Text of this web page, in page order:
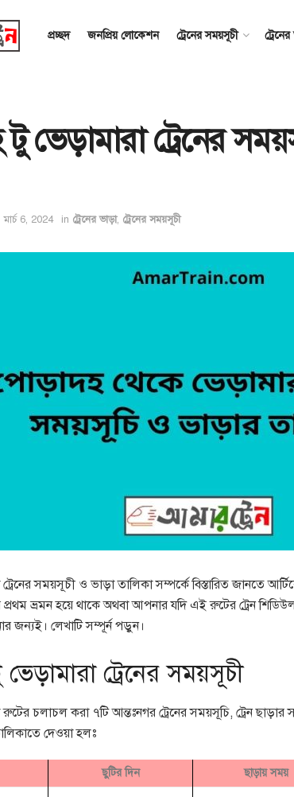
প্রচ্ছদ জনপ্রিয় লোকেশন ট্রেনের সময়সূচী
ভেড়ামারা ট্রেনের
মার্চ 6, 2024 in ট্রেনের ভাড়া, ট্রেনের সময়সূচী
সময়সূচী ও ভাড়া তালিকা সম্পর্কে বিস্তারিত জানতে
ভ্রমন হয়ে থাকে অথবা আপনার যদি এই রুটের ট্রেন
জন্যই। লেখাটি সম্পূর্ন পড়ুন।
ট্রেনের সময়সূচী
চলাচল করা ৭টি আন্তঃনগর ট্রেনের সময়সূচি, ট্রেন
দেওয়া হলঃ
ছুটির দিন ছাড়ায় সময়